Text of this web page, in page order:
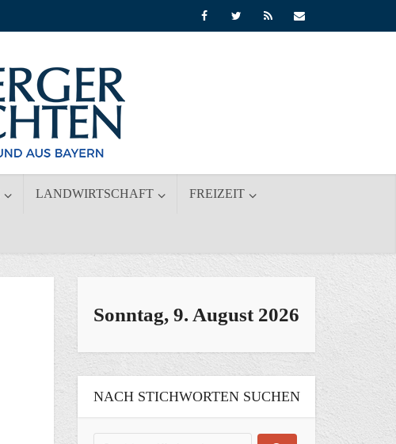
LANDWIRTSCHAFT FREIZEIT
Sonntag, 9. August 2026
NACH STICHWORTEN SUCHEN